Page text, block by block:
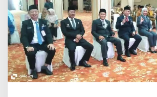
a
t
E
s
e
l
o
n